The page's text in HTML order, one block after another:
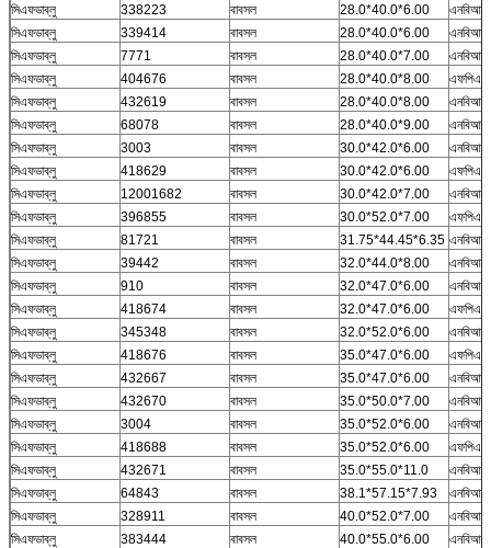
সিএফডাব্লু
338223 বাবসল 28.0*40.0*6.00
এনবিআর
সিএফডাব্লু
339414 বাবসল 28.0*40.0*6.00
এনবিআর
সিএফডাব্লু
7771 বাবসল 28.0*40.0*7.00
এনবিআর
সিএফডাব্লু
404676 বাবসল 28.0*40.0*8.00
এফপিএম
সিএফডাব্লু
432619 বাবসল 28.0*40.0*8.00
এনবিআর
সিএফডাব্লু
68078 বাবসল 28.0*40.0*9.00
এনবিআর
সিএফডাব্লু
3003 বাবসল 30.0*42.0*6.00
এনবিআর
সিএফডাব্লু
418629 বাবসল 30.0*42.0*6.00
এফপিএম
সিএফডাব্লু
12001682 বাবসল 30.0*42.0*7.00
এনবিআর
সিএফডাব্লু
396855 বাবসল 30.0*52.0*7.00
এফপিএম
সিএফডাব্লু
81721 বাবসল 31.75*44.45*6.35 এনবিআর
সিএফডাব্লু
39442 বাবসল 32.0*44.0*8.00
এনবিআর
সিএফডাব্লু
910 বাবসল 32.0*47.0*6.00
এনবিআর
সিএফডাব্লু
418674 বাবসল 32.0*47.0*6.00
এফপিএম
সিএফডাব্লু
345348 বাবসল 32.0*52.0*6.00
এনবিআর
সিএফডাব্লু
418676 বাবসল 35.0*47.0*6.00
এফপিএম
সিএফডাব্লু
432667 বাবসল 35.0*47.0*6.00
এনবিআর
সিএফডাব্লু
432670 বাবসল 35.0*50.0*7.00
এনবিআর
সিএফডাব্লু
3004 বাবসল 35.0*52.0*6.00
এনবিআর
সিএফডাব্লু
418688 বাবসল 35.0*52.0*6.00
এফপিএম
সিএফডাব্লু
432671 বাবসল 35.0*55.0*11.0
এনবিআর
সিএফডাব্লু
64843 বাবসল 38.1*57.15*7.93
এনবিআর
সিএফডাব্লু
328911 বাবসল 40.0*52.0*7.00
এনবিআর
সিএফডাব্লু
383444 বাবসল 40.0*55.0*6.00
এনবিআর